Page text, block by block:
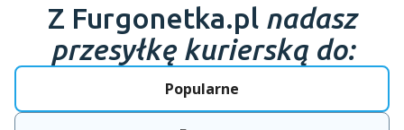
Z Furgonetka.pl nadasz
przesyłkę kurierską do:
Popularne